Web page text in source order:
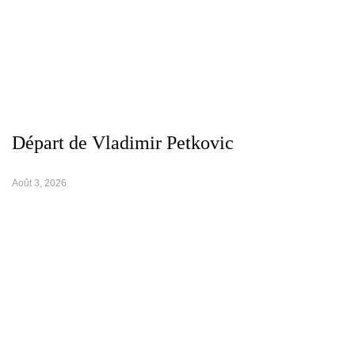
Départ de Vladimir Petkovic
Août 3, 2026